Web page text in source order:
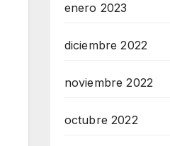
enero 2023
diciembre 2022
noviembre 2022
octubre 2022